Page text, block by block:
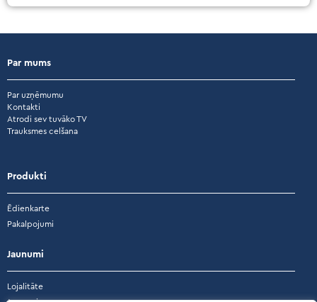
Par mums
Par uzņēmumu
Kontakti
Atrodi sev tuvāko TV
Trauksmes celšana
Produkti
Ēdienkarte
Pakalpojumi
Jaunumi
Lojalitāte